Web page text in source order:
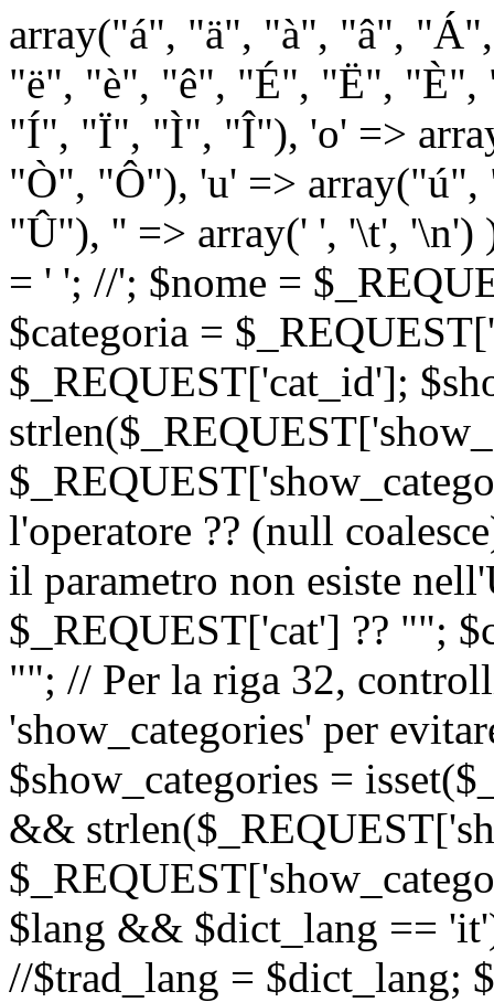
array("á", "ä", "à", "â",
"ë", "è", "ê", "É", "Ë",
"Í", "Ï", "Ì", "Î"), 'o' =>
"Ò", "Ô"), 'u' =>
"Û"), '' => array(' ', '\t',
= ' '; //'; $nome =
$categoria =
$_REQUEST['cat_id'];
l'operatore ?? (null
il parametro non esiste
$_REQUEST['cat'] ?? "";
""; // Per la riga 32,
'show_categories' per
$show_categories =
&&
$lang && $dict_lang ==
//$trad_lang = $dict_lang;